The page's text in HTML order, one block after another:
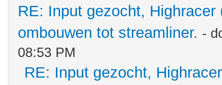
RE: Input gezocht,
ombouwen tot streamliner. -
08:53 PM
RE: Input gezocht,